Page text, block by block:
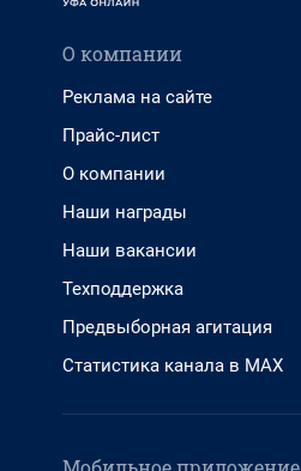
О компании
Реклама на сайте
Прайс-лист
О компании
Наши награды
Наши вакансии
Техподдержка
Предвыборная агитация
Статистика канала в MAX